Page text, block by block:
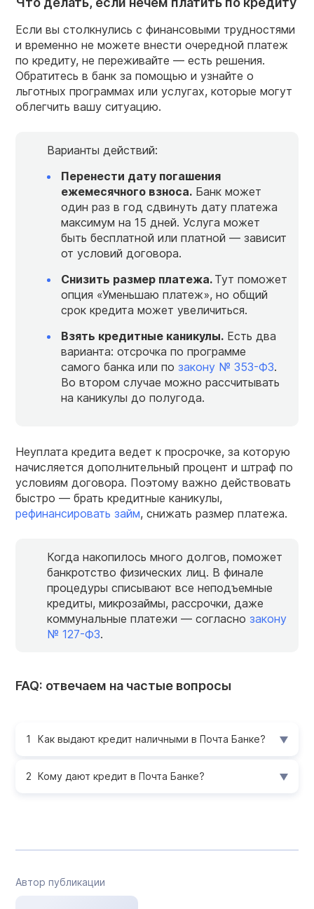
Если вы столкнулись с финансовыми трудностями
и временно не можете внести очередной платеж
по кредиту, не переживайте — есть решения.
Обратитесь в банк за помощью и узнайте о
льготных программах или услугах, которые могут
облегчить вашу ситуацию.
Варианты действий:
Перенести дату погашения
ежемесячного взноса. Банк может
один раз в год сдвинуть дату платежа
максимум на 15 дней. Услуга может
быть бесплатной или платной — зависит
от условий договора.
Снизить размер платежа. Тут поможет
опция «Уменьшаю платеж», но общий
срок кредита может увеличиться.
Взять кредитные каникулы. Есть два
варианта: отсрочка по программе
самого банка или по закону № 353-ФЗ.
Во втором случае можно рассчитывать
на каникулы до полугода.
Неуплата кредита ведет к просрочке, за которую
начисляется дополнительный процент и штраф по
условиям договора. Поэтому важно действовать
быстро — брать кредитные каникулы,
рефинансировать займ, снижать размер платежа.
Когда накопилось много долгов, поможет
банкротство физических лиц. В финале
процедуры списывают все неподъемные
кредиты, микрозаймы, рассрочки, даже
коммунальные платежи — согласно закону
№ 127-ФЗ.
FAQ: отвечаем на частые вопросы
Как выдают кредит наличными в Почта Банке?
Кому дают кредит в Почта Банке?
Автор публикации